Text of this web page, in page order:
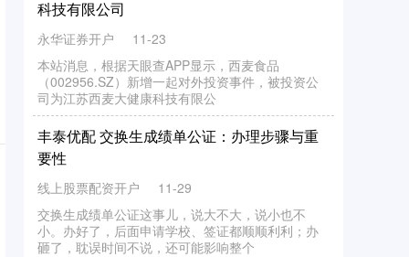
11-23
本
站
消
息
，
根
据
天
眼
查
A
P
P
显
示
，
西
麦
食
品
（
0
0
2
9
5
6
.S
Z
）
新
增
一
起
对
外
投
资
事
件
，
被
投
资
公
司
为
江
苏
西
麦
大
健
康
科
技
有
限
公
丰
泰
优
配
交
换
生
成
绩
单
公
证
：
办
理
步
骤
与
重
要
性
线上股票配资开户
11-29
交
换
生
成
绩
单
公
证
这
事
儿
，
说
大
不
大
，
说
小
也
不
小
。
办
好
了
，
后
面
申
请
学
校
、
签
证
都
顺
顺
利
利
；
办
砸
了
，
耽
误
时
间
不
说
，
还
可
能
影
响
整
个